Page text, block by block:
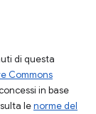
di questa
Commons
in base
lenorme del